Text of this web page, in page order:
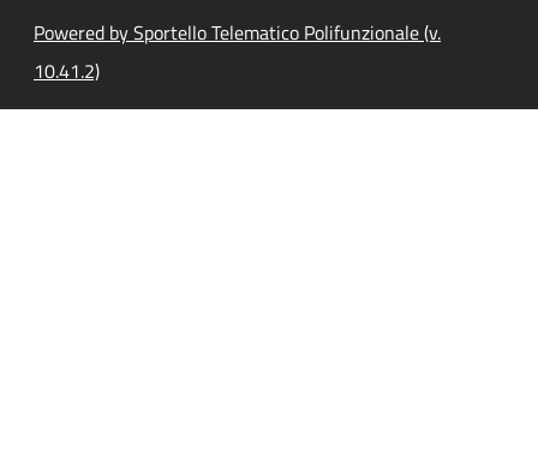
Powered by Sportello Telematico Polifunzionale (v.
10.41.2)